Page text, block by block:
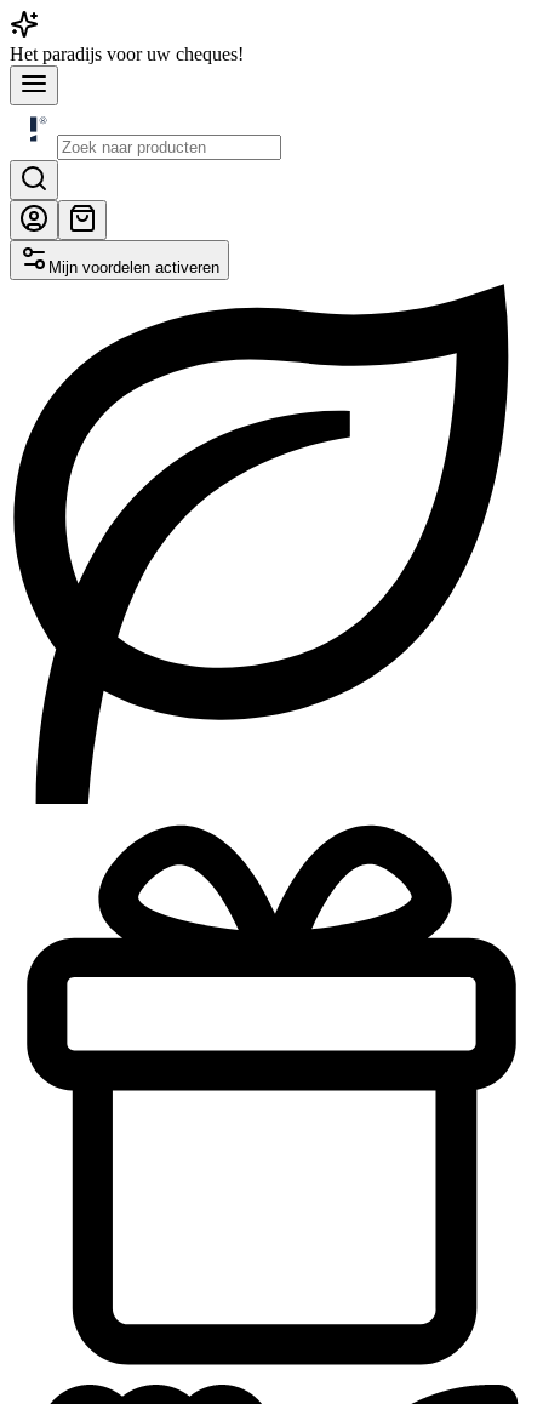
Het paradijs voor uw cheques!
Mijn voordelen activeren